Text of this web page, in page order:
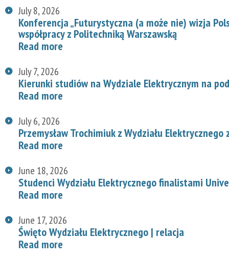
July 8, 2026
Konferencja „Futurystyczna (a może nie) wizja
współpracy z Politechniką Warszawską
Read more
July 7, 2026
Kierunki studiów na Wydziale Elektrycznym na
Read more
July 6, 2026
Przemysław Trochimiuk z Wydziału Elektrycznego
Read more
June 18, 2026
Studenci Wydziału Elektrycznego finalistami
Read more
June 17, 2026
Święto Wydziału Elektrycznego | relacja
Read more